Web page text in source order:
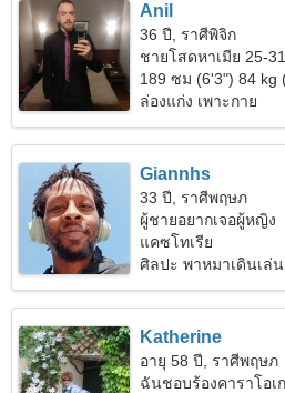
Anil
36 ปี, ราศีพิจิก
ชายโสดหาเมีย 25-31
189 ซม (6'3") 84 kg
ล่องแก่ง เพาะกาย
Giannhs
33 ปี, ราศีพฤษภ
ผู้ชายอยากเจอผู้หญิง
แคซโทเรีย
ศิลปะ พาหมาเดินเล่น
Katherine
อายุ 58 ปี, ราศีพฤษภ
ฉันชอบร้องคาราโอเ